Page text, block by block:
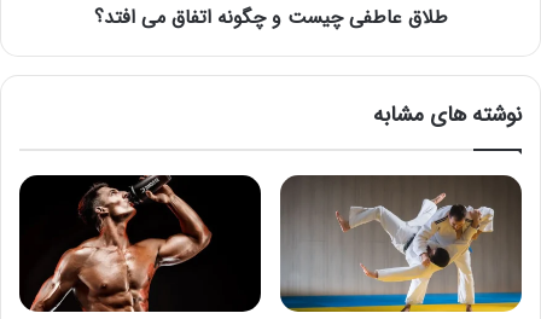
طلاق عاطفی چیست و چگونه اتفاق می افتد؟
نوشته های مشابه